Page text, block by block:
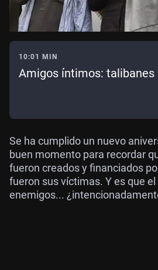
10:01 MIN
Amigos íntimos: talibanes
Se ha cumplido un nuevo
buen momento para recordar
fueron creados y financiados
fueron sus víctimas. Y es que
enemigos...